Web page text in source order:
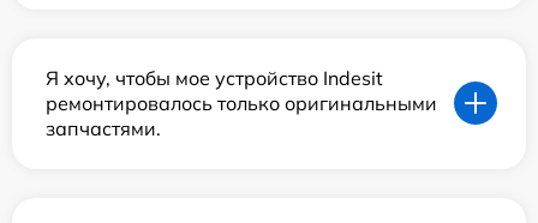
Я хочу, чтобы мое устройство Indesit
ремонтировалось только оригинальными
запчастями.